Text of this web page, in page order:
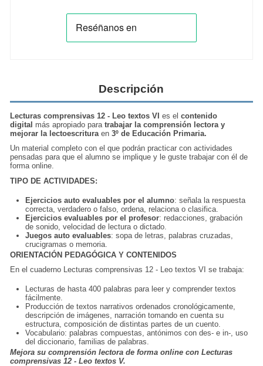
Descripción
Lecturas comprensivas 12 - Leo textos VIes elcontenido
digital más apropiado para trabajar la comprensión lectora y
mejorar la lectoescritura en3º de Educación Primaria.
Un material completo con el que podrán practicar con actividades
pensadas para que el alumno se implique y le guste trabajar con él de
forma online.
TIPO DE ACTIVIDADES:
Ejercicios auto evaluables por el alumno: señala la respuesta
correcta, verdadero o falso, ordena, relaciona o clasifica.
Ejercicios evaluables por el profesor: redacciones, grabación
de sonido, velocidad de lectura o dictado.
Juegos auto evaluables: sopa de letras, palabras cruzadas,
crucigramas o memoria.
ORIENTACIÓN PEDAGÓGICA Y CONTENIDOS
En el cuaderno Lecturas comprensivas 12 - Leo textos VI se trabaja:
Lecturas de hasta 400 palabras para leer y comprender textos
fácilmente.
Producción de textos narrativos ordenados cronológicamente,
descripción de imágenes, narración tomando en cuenta su
estructura, composición de distintas partes de un cuento.
Vocabulario: palabras compuestas, antónimos con des- e in-, uso
del diccionario, familias de palabras.
Mejora su comprensión lectora de forma online con Lecturas
comprensivas 12 - Leo textos V.